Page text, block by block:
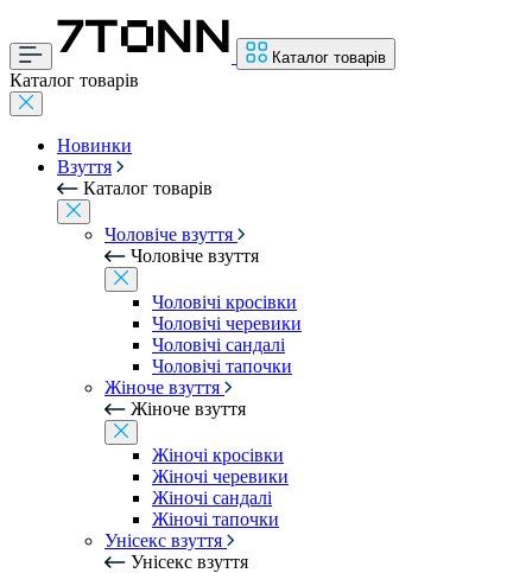
Каталог товарів
Каталог товарів
Новинки
Взуття
Каталог товарів
Чоловіче взуття
Чоловіче взуття
Чоловічі кросівки
Чоловічі черевики
Чоловічі сандалі
Чоловічі тапочки
Жіноче взуття
Жіноче взуття
Жіночі кросівки
Жіночі черевики
Жіночі сандалі
Жіночі тапочки
Унісекс взуття
Унісекс взуття